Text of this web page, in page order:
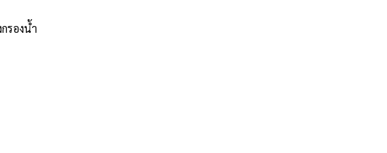
รองน้ำ